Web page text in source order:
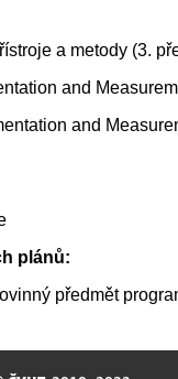
a metody (3.
and
and
plánů:
předmět